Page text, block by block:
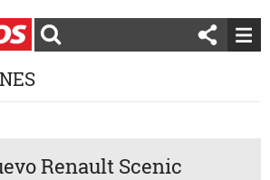
Renault Scenic